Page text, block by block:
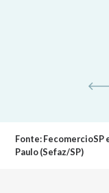
Fonte: FecomercioSP
Paulo (Sefaz/SP)